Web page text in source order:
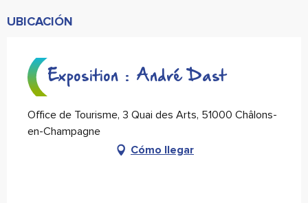
UBICACIÓN
Exposition : André Dast
Office de Tourisme, 3 Quai des Arts, 51000 Châlons-
en-Champagne
Cómo llegar